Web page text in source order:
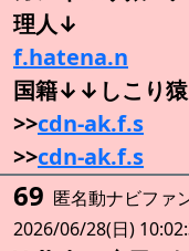
理人↓
f.hatena.n
国籍↓↓しこり
>>cdn-ak.f.s
>>cdn-ak.f.s
69 匿名動ナビファ
2026/06/28(日)